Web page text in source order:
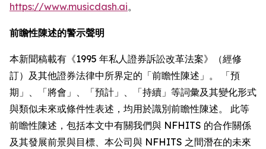
https://www.musicdash.ai。
前瞻性陳述的警示聲明
本新聞稿載有《1995 年私人證券訴訟改革法案》（經修
訂）及其他證券法律中所界定的「前瞻性陳述」。 「預
期」、「將會」、「預計」、「持續」等詞彙及其變化形式
與類似未來或條件性表述，均用於識別前瞻性陳述。 此等
前瞻性陳述，包括本文中有關我們與 NFHITS 的合作關係
及其發展前景與目標、本公司與 NFHITS 之間潛在的未來